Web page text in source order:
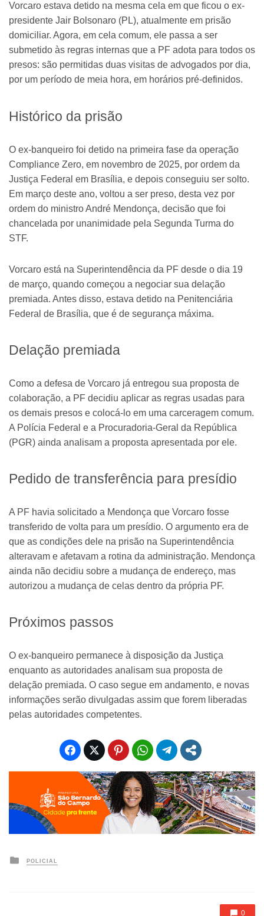
Vorcaro estava detido na mesma cela em que ficou o ex-
presidente Jair Bolsonaro (PL), atualmente em prisão
domiciliar. Agora, em cela comum, ele passa a ser
submetido às regras internas que a PF adota para todos os
presos: são permitidas duas visitas de advogados por dia,
por um período de meia hora, em horários pré-definidos.
Histórico da prisão
O ex-banqueiro foi detido na primeira fase da operação
Compliance Zero, em novembro de 2025, por ordem da
Justiça Federal em Brasília, e depois conseguiu ser solto.
Em março deste ano, voltou a ser preso, desta vez por
ordem do ministro André Mendonça, decisão que foi
chancelada por unanimidade pela Segunda Turma do
STF.
Vorcaro está na Superintendência da PF desde o dia 19
de março, quando começou a negociar sua delação
premiada. Antes disso, estava detido na Penitenciária
Federal de Brasília, que é de segurança máxima.
Delação premiada
Como a defesa de Vorcaro já entregou sua proposta de
colaboração, a PF decidiu aplicar as regras usadas para
os demais presos e colocá-lo em uma carceragem comum.
A Polícia Federal e a Procuradoria-Geral da República
(PGR) ainda analisam a proposta apresentada por ele.
Pedido de transferência para presídio
A PF havia solicitado a Mendonça que Vorcaro fosse
transferido de volta para um presídio. O argumento era de
que as condições dele na prisão na Superintendência
alteravam e afetavam a rotina da administração. Mendonça
ainda não decidiu sobre a mudança de endereço, mas
autorizou a mudança de celas dentro da própria PF.
Próximos passos
O ex-banqueiro permanece à disposição da Justiça
enquanto as autoridades analisam sua proposta de
delação premiada. O caso segue em andamento, e novas
informações serão divulgadas assim que forem liberadas
pelas autoridades competentes.
Posted
in
POLICIAL
0